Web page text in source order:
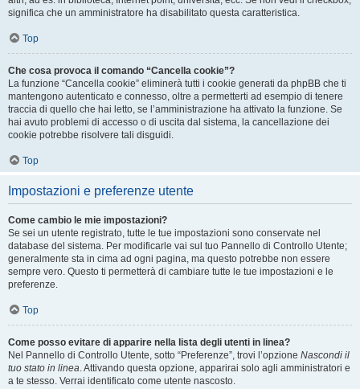
significa che un amministratore ha disabilitato questa caratteristica.
Top
Che cosa provoca il comando “Cancella cookie”?
La funzione “Cancella cookie” eliminerà tutti i cookie generati da phpBB che ti
mantengono autenticato e connesso, oltre a permetterti ad esempio di tenere
traccia di quello che hai letto, se l’amministrazione ha attivato la funzione. Se
hai avuto problemi di accesso o di uscita dal sistema, la cancellazione dei
cookie potrebbe risolvere tali disguidi.
Top
Impostazioni e preferenze utente
Come cambio le mie impostazioni?
Se sei un utente registrato, tutte le tue impostazioni sono conservate nel
database del sistema. Per modificarle vai sul tuo Pannello di Controllo Utente;
generalmente sta in cima ad ogni pagina, ma questo potrebbe non essere
sempre vero. Questo ti permetterà di cambiare tutte le tue impostazioni e le
preferenze.
Top
Come posso evitare di apparire nella lista degli utenti in linea?
Nel Pannello di Controllo Utente, sotto “Preferenze”, trovi l’opzione Nascondi il
tuo stato in linea. Attivando questa opzione, apparirai solo agli amministratori e
a te stesso. Verrai identificato come utente nascosto.